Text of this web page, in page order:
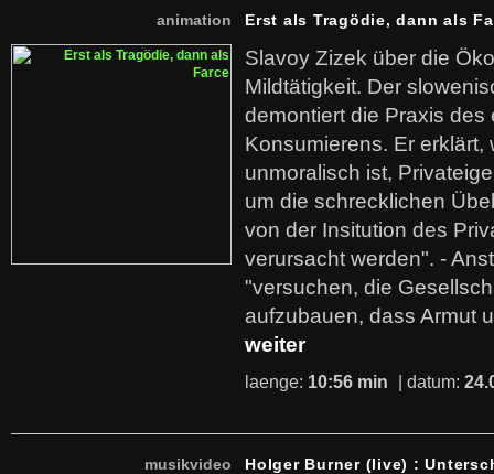
animation Erst als Tragödie, dann als
Slavoy Zizek über die
Mildtätigkeit. Der
demontiert die Praxis des
Konsumierens. Er erklärt,
unmoralisch ist,
um die schrecklichen
von der Insitution des
verursacht werden". -
"versuchen, die
aufzubauen, dass Armut
weiter
laenge: 10:56 min | datum:
musikvideo Holger Burner (live) :